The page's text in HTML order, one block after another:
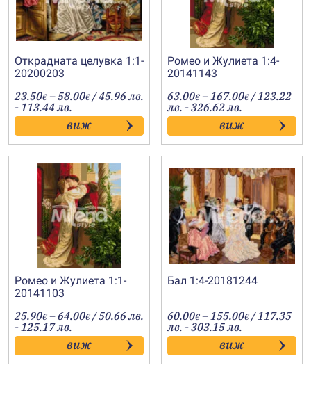
Открадната целувка 1:1-
20200203
23.50€ –58.00€Price
range:
23.50€
through
58.00€
/ 45.96 лв.
- 113.44 лв.
виж
Ромео и Жулиета 1:4-
20141143
63.00€ –167.00€Price
range:
63.00€
through
167.00€
/ 123.22
лв. - 326.62 лв.
виж
Ромео и Жулиета 1:1-
20141103
25.90€ –64.00€Price
range:
25.90€
through
64.00€
/ 50.66 лв.
- 125.17 лв.
виж
Бал 1:4-20181244
60.00€ –155.00€Price
range:
60.00€
through
155.00€
/ 117.35
лв. - 303.15 лв.
виж